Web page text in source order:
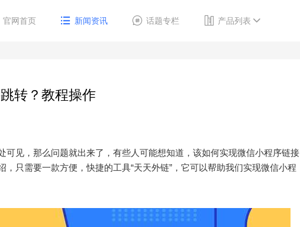
官网首页 新闻资讯 话题专栏 产品列表
转？教程操作
可见，那么问题就出来了，有些人可能想知道，该如何实现微信小程序链接
，只需要一款方便，快捷的工具“天天外链”，它可以帮助我们实现微信小程